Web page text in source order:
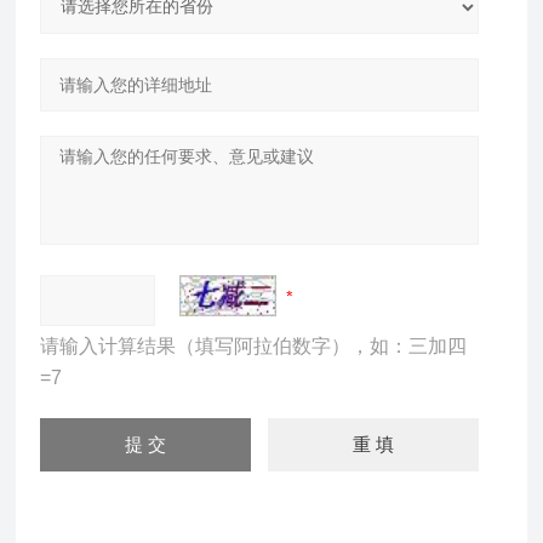
请输入计算结果（填写阿拉伯数字），如：三加四
=7